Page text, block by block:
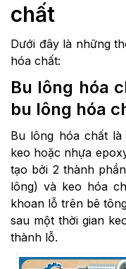
chất
Dưới đây là những
hóa chất:
Bu lông hóa
bu lông hóa
Bu lông hóa chất là
keo hoặc nhựa
tạo bởi 2 thành
lông) và keo hóa
khoan lỗ trên bê
sau một thời gian
thành lỗ.